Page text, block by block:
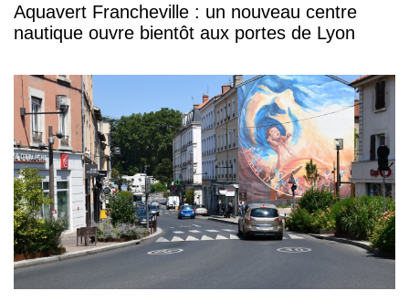
Aquavert Francheville : un nouveau centre
nautique ouvre bientôt aux portes de Lyon